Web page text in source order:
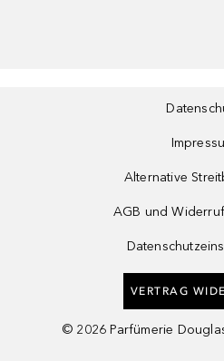
Alternative
AGB und
VERTRAG
© 2026 Parfümerie